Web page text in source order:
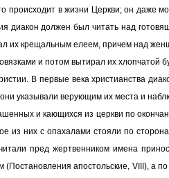
в жизни Церкви; он даже
диакон должен был читать над
их крещальным елеем, причем над
и потом вытирал их хлопчатой
В первые века христианства
указывали верующим их места и
и кающихся из церкви по
из них с опахалами стояли по
пред жертвенником имена
апостольские, VIII), а